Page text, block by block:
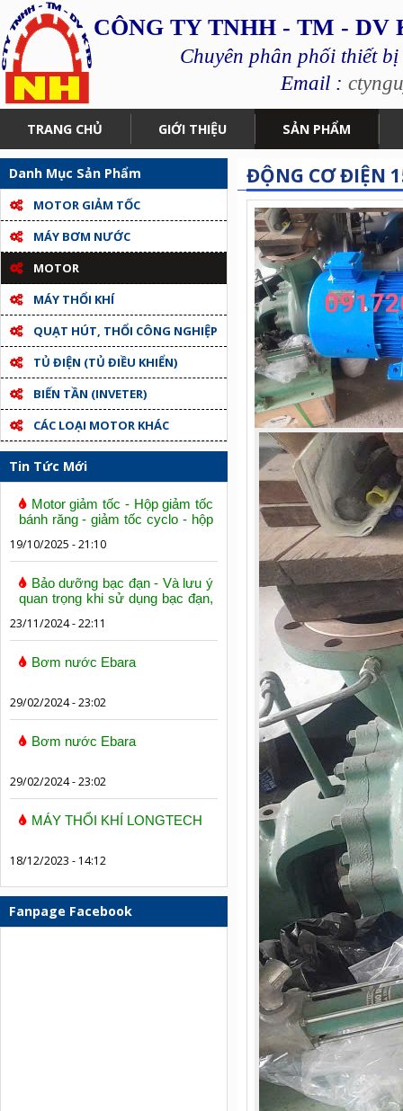
CÔNG TY TNHH - TM -
Chuyên phân phối thiết
Email :
TRANG CHỦ GIỚI THIỆU SẢN PHẨM
Danh Mục Sản Phẩm
MOTOR GIẢM TỐC
MÁY BƠM NƯỚC
MOTOR
MÁY THỔI KHÍ
QUẠT HÚT, THỔI CÔNG NGHIỆP
TỦ ĐIỆN (TỦ ĐIỀU KHIỂN)
BIẾN TẦN (INVETER)
CÁC LOẠI MOTOR KHÁC
Tin Tức Mới
Motor giảm tốc - Hộp giảm tốc
bánh răng - giảm tốc cyclo - hộp
19/10/2025 - 21:10
Bảo dưỡng bạc đạn - Và lưu ý
quan trọng khi sử dụng bạc đạn,
23/11/2024 - 22:11
Bơm nước Ebara
29/02/2024 - 23:02
Bơm nước Ebara
29/02/2024 - 23:02
MÁY THỔI KHÍ LONGTECH
18/12/2023 - 14:12
Fanpage Facebook
ĐỘNG CƠ ĐIỆN